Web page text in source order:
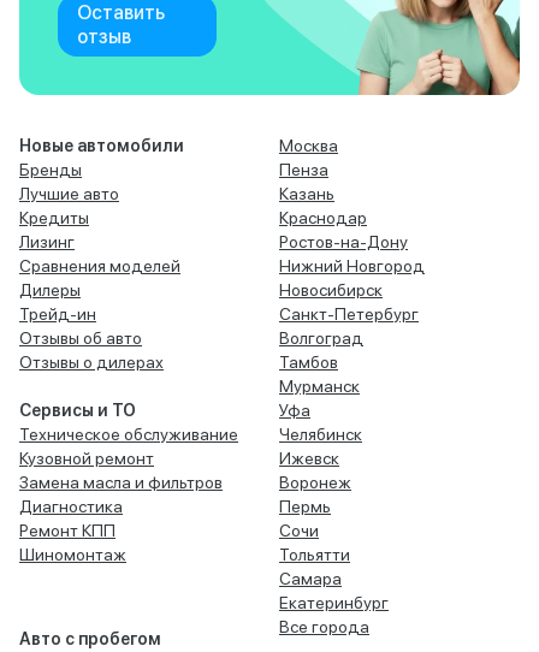
Оставить
отзыв
Новые автомобили
Бренды
Лучшие авто
Кредиты
Лизинг
Сравнения моделей
Дилеры
Трейд-ин
Отзывы об авто
Отзывы о дилерах
Сервисы и ТО
Техническое обслуживание
Кузовной ремонт
Замена масла и фильтров
Диагностика
Ремонт КПП
Шиномонтаж
Авто с пробегом
Москва
Пенза
Казань
Краснодар
Ростов-на-Дону
Нижний Новгород
Новосибирск
Санкт-Петербург
Волгоград
Тамбов
Мурманск
Уфа
Челябинск
Ижевск
Воронеж
Пермь
Сочи
Тольятти
Самара
Екатеринбург
Все города